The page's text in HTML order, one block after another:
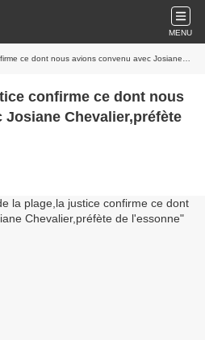
MENU
nous avions convenu avec Josiane Chevalier,préfète de l'essonne
confirme ce dont nous
Chevalier,préfète